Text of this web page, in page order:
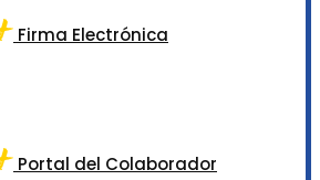
Firma Electrónica
Portal del Colaborador